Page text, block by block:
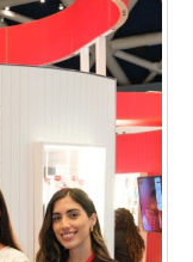
abrazar la salud oncológica
May 28, 2026